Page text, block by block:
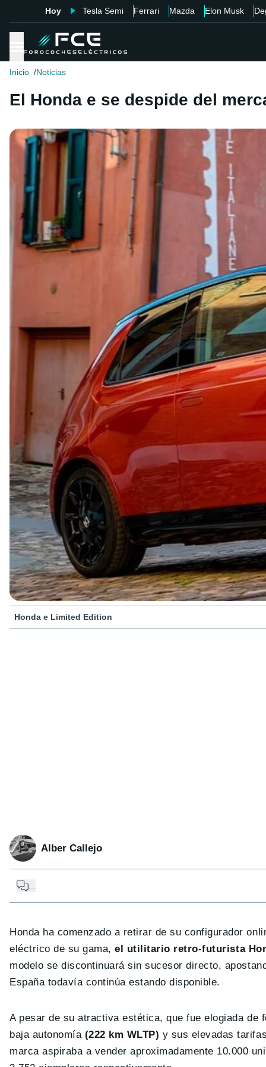
Hoy Tesla Semi Ferrari Mazda Elon Musk
Inicio Noticias
El Honda e se despide del
Honda e Limited Edition
Alber Callejo
...
Honda ha comenzado a retirar de su configurador
eléctrico de su gama,el utilitario retro-futurista
modelo se discontinuará sin sucesor directo,
España todavía continúa estando disponible.
A pesar de su atractiva estética, que fue elogiada de
baja autonomía(222 km WLTP) y sus elevadas
marca aspiraba a vender aproximadamente 10.000